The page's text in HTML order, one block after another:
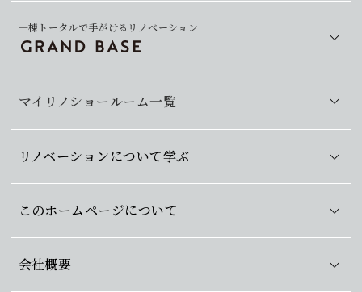
マイリノショールーム一覧
一棟トータルで手がけるリノベーション
リノベーションについて学ぶ
このホームページについて
会社概要